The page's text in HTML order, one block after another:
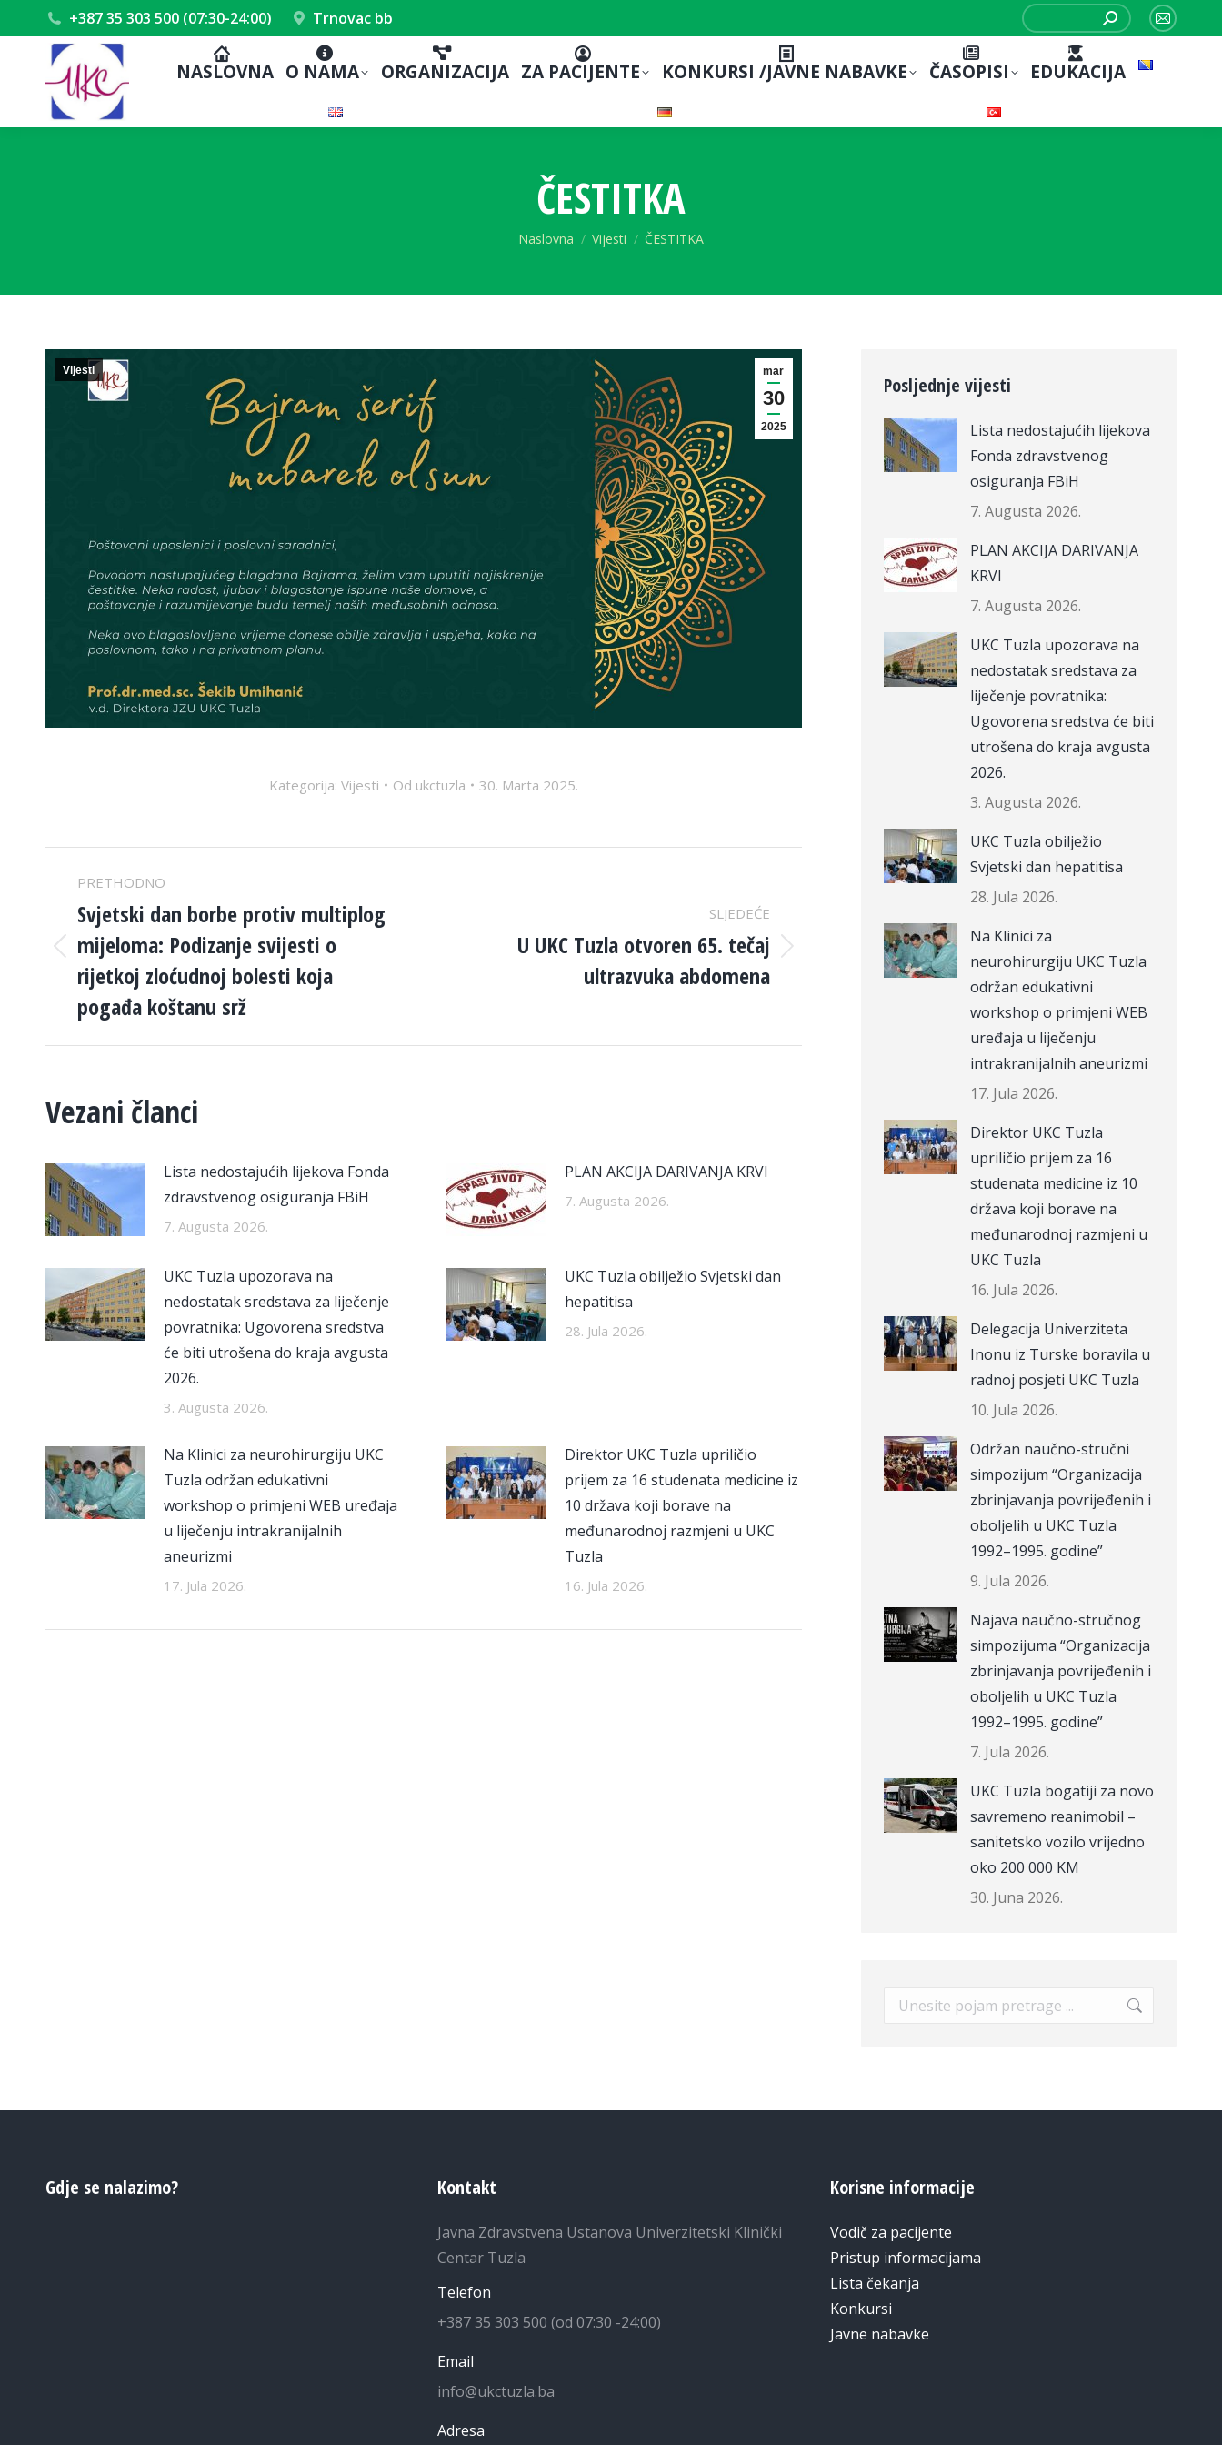
+387 35 303 500 (07:30-24:00) Trnovac bb
Search:
Mail
NASLOVNA O NAMA ORGANIZACIJA ZA PACIJENTE KONKURSI /JAVNE NABAVKE ČASOPISI EDUKACIJA
ČESTITKA
You are here:
Naslovna Vijesti ČESTITKA
mar
30
2025
Vijesti
Kategorija: Vijesti Od ukctuzla 30. Marta 2025.
POST
NAVIGATION
PRETHODNO
Previous
post:
Svjetski dan borbe protiv multiplog
mijeloma: Podizanje svijesti o
rijetkoj zloćudnoj bolesti koja
pogađa koštanu srž
SLJEDEĆE
U UKC Tuzla otvoren 65. tečaj
ultrazvuka abdomena
Vezani članci
Lista nedostajućih lijekova Fonda
zdravstvenog osiguranja FBiH
7. Augusta 2026.
PLAN AKCIJA DARIVANJA KRVI
7. Augusta 2026.
UKC Tuzla upozorava na
nedostatak sredstava za liječenje
povratnika: Ugovorena sredstva
će biti utrošena do kraja avgusta
2026.
3. Augusta 2026.
UKC Tuzla obilježio Svjetski dan
hepatitisa
28. Jula 2026.
Na Klinici za neurohirurgiju UKC
Tuzla održan edukativni
workshop o primjeni WEB uređaja
u liječenju intrakranijalnih
aneurizmi
17. Jula 2026.
Direktor UKC Tuzla upriličio
prijem za 16 studenata medicine iz
10 država koji borave na
međunarodnoj razmjeni u UKC
Tuzla
16. Jula 2026.
Posljednje vijesti
Lista nedostajućih lijekova
Fonda zdravstvenog
osiguranja FBiH
7. Augusta 2026.
PLAN AKCIJA DARIVANJA
KRVI
7. Augusta 2026.
UKC Tuzla upozorava na
nedostatak sredstava za
liječenje povratnika:
Ugovorena sredstva će biti
utrošena do kraja avgusta
2026.
3. Augusta 2026.
UKC Tuzla obilježio
Svjetski dan hepatitisa
28. Jula 2026.
Na Klinici za
neurohirurgiju UKC Tuzla
održan edukativni
workshop o primjeni WEB
uređaja u liječenju
intrakranijalnih aneurizmi
17. Jula 2026.
Direktor UKC Tuzla
upriličio prijem za 16
studenata medicine iz 10
država koji borave na
međunarodnoj razmjeni u
UKC Tuzla
16. Jula 2026.
Delegacija Univerziteta
Inonu iz Turske boravila u
radnoj posjeti UKC Tuzla
10. Jula 2026.
Održan naučno-stručni
simpozijum “Organizacija
zbrinjavanja povrijeđenih i
oboljelih u UKC Tuzla
1992–1995. godine”
9. Jula 2026.
Najava naučno-stručnog
simpozijuma “Organizacija
zbrinjavanja povrijeđenih i
oboljelih u UKC Tuzla
1992–1995. godine”
7. Jula 2026.
UKC Tuzla bogatiji za novo
savremeno reanimobil –
sanitetsko vozilo vrijedno
oko 200 000 KM
30. Juna 2026.
Search:
Gdje se nalazimo? Kontakt
Javna Zdravstvena Ustanova Univerzitetski Klinički
Centar Tuzla
Telefon
+387 35 303 500 (od 07:30 -24:00)
Email
info@ukctuzla.ba
Adresa
Korisne informacije
Vodič za pacijente
Pristup informacijama
Lista čekanja
Konkursi
Javne nabavke